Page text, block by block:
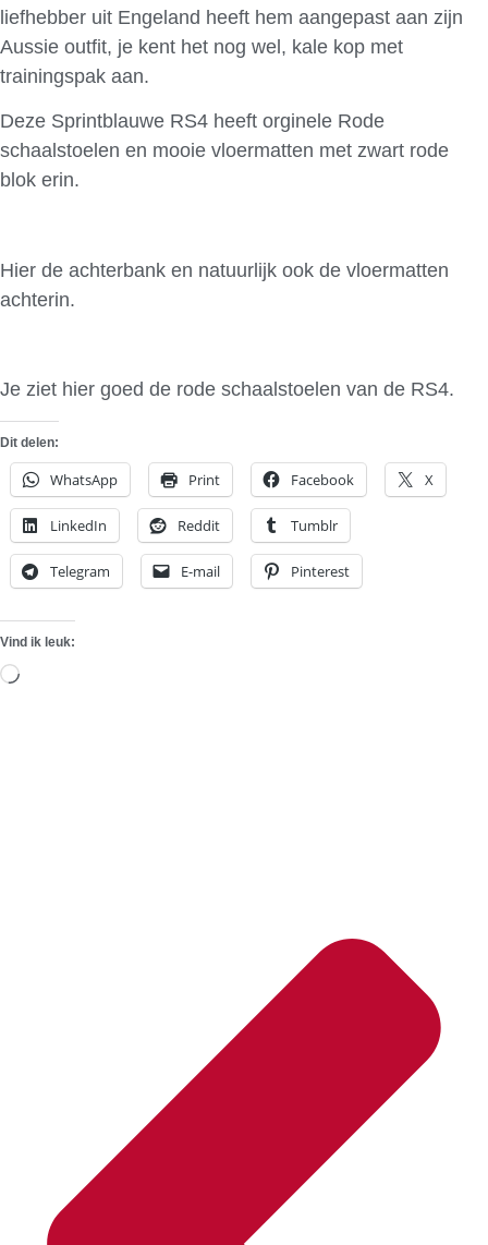
liefhebber uit Engeland heeft hem aangepast aan zijn
Aussie outfit, je kent het nog wel, kale kop met
trainingspak aan.
Deze Sprintblauwe RS4 heeft orginele Rode
schaalstoelen en mooie vloermatten met zwart rode
blok erin.
Hier de achterbank en natuurlijk ook de vloermatten
achterin.
Je ziet hier goed de rode schaalstoelen van de RS4.
Dit delen:
WhatsApp Print Facebook X
LinkedIn Reddit Tumblr
Telegram E-mail Pinterest
Vind ik leuk:
Aan